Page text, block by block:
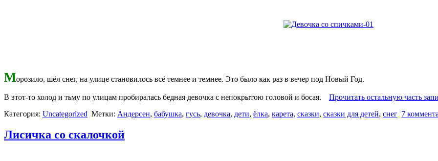
Морозило, шёл снег, на улице становилось всё темнее и темнее. Это было как раз в вечер под Новый Год.
В этот-то холод и тьму по улицам пробиралась бедная девочка с непокрытою головой и босая. Прочитать остальную часть
Категория: Uncategorized Метки: Андерсен, бабушка, гусь, девочка, дети, ёлка, карета, сказки, сказки для детей, снег 7
Лисичка со скалочкой